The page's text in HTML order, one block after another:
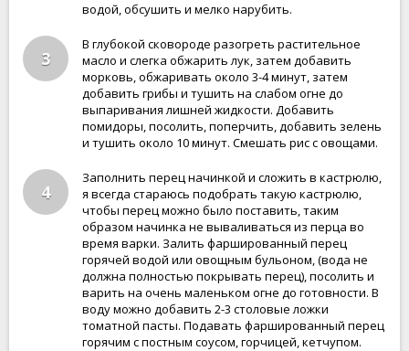
водой, обсушить и мелко нарубить.
3
В глубокой сковороде разогреть растительное
масло и слегка обжарить лук, затем добавить
морковь, обжаривать около 3-4 минут, затем
добавить грибы и тушить на слабом огне до
выпаривания лишней жидкости. Добавить
помидоры, посолить, поперчить, добавить зелень
и тушить около 10 минут. Смешать рис с овощами.
4
Заполнить перец начинкой и сложить в кастрюлю,
я всегда стараюсь подобрать такую кастрюлю,
чтобы перец можно было поставить, таким
образом начинка не вываливаться из перца во
время варки. Залить фаршированный перец
горячей водой или овощным бульоном, (вода не
должна полностью покрывать перец), посолить и
варить на очень маленьком огне до готовности. В
воду можно добавить 2-3 столовые ложки
томатной пасты. Подавать фаршированный перец
горячим с постным соусом, горчицей, кетчупом.